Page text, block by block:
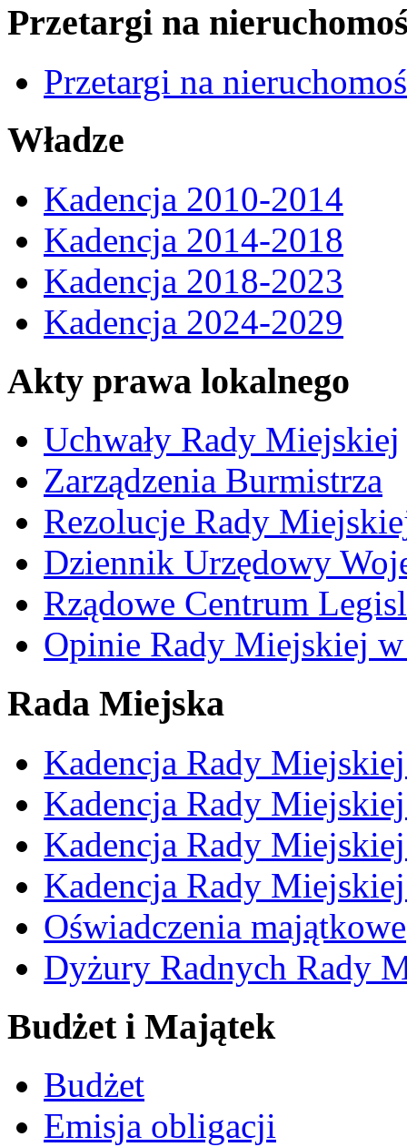
Przetargi na
Przetargi na
Władze
Kadencja 2010-2014
Kadencja 2014-2018
Kadencja 2018-2023
Kadencja 2024-2029
Akty prawa lokalnego
Uchwały Rady Miejskiej
Zarządzenia Burmistrza
Rezolucje Rady
Dziennik Urzędowy
Rządowe Centrum
Opinie Rady Miejskiej w
Rada Miejska
Kadencja Rady
Kadencja Rady
Kadencja Rady
Kadencja Rady
Oświadczenia majątkowe
Dyżury Radnych Rady
Budżet i Majątek
Budżet
Emisja obligacji